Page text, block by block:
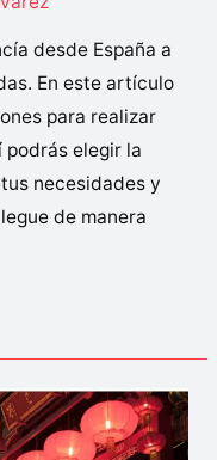
desde España a
En este artículo
para realizar
podrás elegir la
necesidades y
de manera